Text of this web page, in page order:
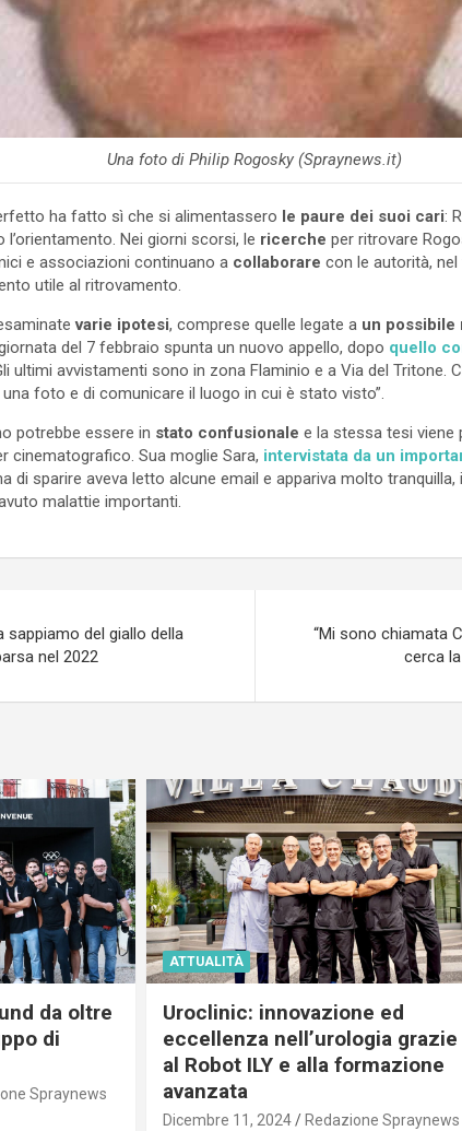
Una foto di Philip Rogosky (Spraynews.it)
ha fatto sì che si alimentassero le paure dei suoi cari:
Nei giorni scorsi, le ricerche per ritrovare
e associazioni continuano a collaborare con le autorità,
utile al ritrovamento.
varie ipotesi, comprese quelle legate a un possibile
del 7 febbraio spunta un nuovo appello, dopo quello
ultimi avvistamenti sono in zona Flaminio e a Via del Tritone.
foto e di comunicare il luogo in cui è stato visto”.
potrebbe essere in stato confusionale e la stessa tesi viene
cinematografico. Sua moglie Sara, intervistata da un
di sparire aveva letto alcune email e appariva molto
malattie importanti.
sappiamo del giallo della
nel 2022
“Mi sono chiamata
cerca
da oltre
di
Spraynews
ATTUALITÀ
Uroclinic: innovazione ed
eccellenza nell’urologia grazie
al Robot ILY e alla formazione
avanzata
Dicembre 11, 2024 Redazione Spraynews